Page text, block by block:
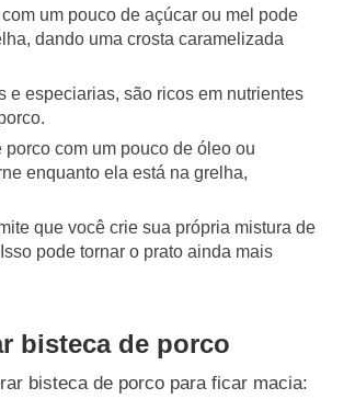
um pouco de açúcar ou mel pode
dando uma crosta caramelizada
e especiarias, são ricos em nutrientes
com um pouco de óleo ou
enquanto ela está na grelha,
que você crie sua própria mistura de
pode tornar o prato ainda mais
bisteca de porco
bisteca de porco para ficar macia: